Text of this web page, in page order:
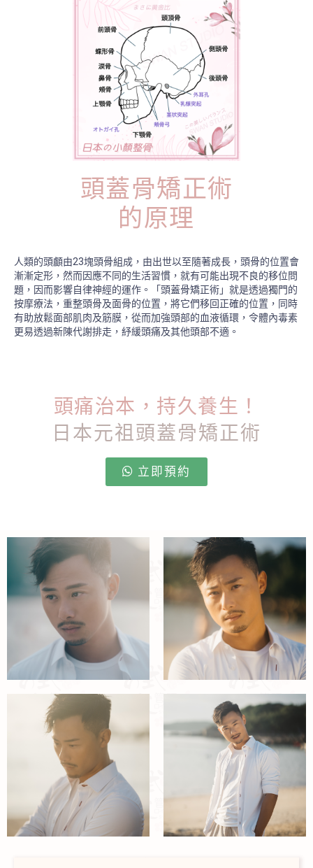
頭蓋骨矯正術
的原理
人類的頭顱由23塊頭骨組成，由出世以至隨著成長，頭骨的位置會
漸漸定形，然而因應不同的生活習慣，就有可能出現不良的移位問
題，因而影響自律神經的運作。「頭蓋骨矯正術」就是透過獨門的
按摩療法，重整頭骨及面骨的位置，將它們移回正確的位置，同時
有助放鬆面部肌肉及筋膜，從而加強頭部的血液循環，令體內毒素
更易透過新陳代謝排走，紓緩頭痛及其他頭部不適。
頭痛治本，持久養生！
日本元祖頭蓋骨矯正術
立即預約